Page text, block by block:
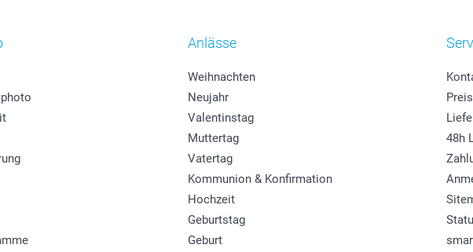
Anlässe
Weihnachten
Neujahr
Valentinstag
Muttertag
Vatertag
Kommunion & Konfirmation
Hochzeit
Geburtstag
Geburt
48h